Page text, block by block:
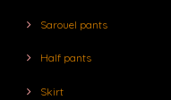
Sarouel pants
Half pants
Skirt